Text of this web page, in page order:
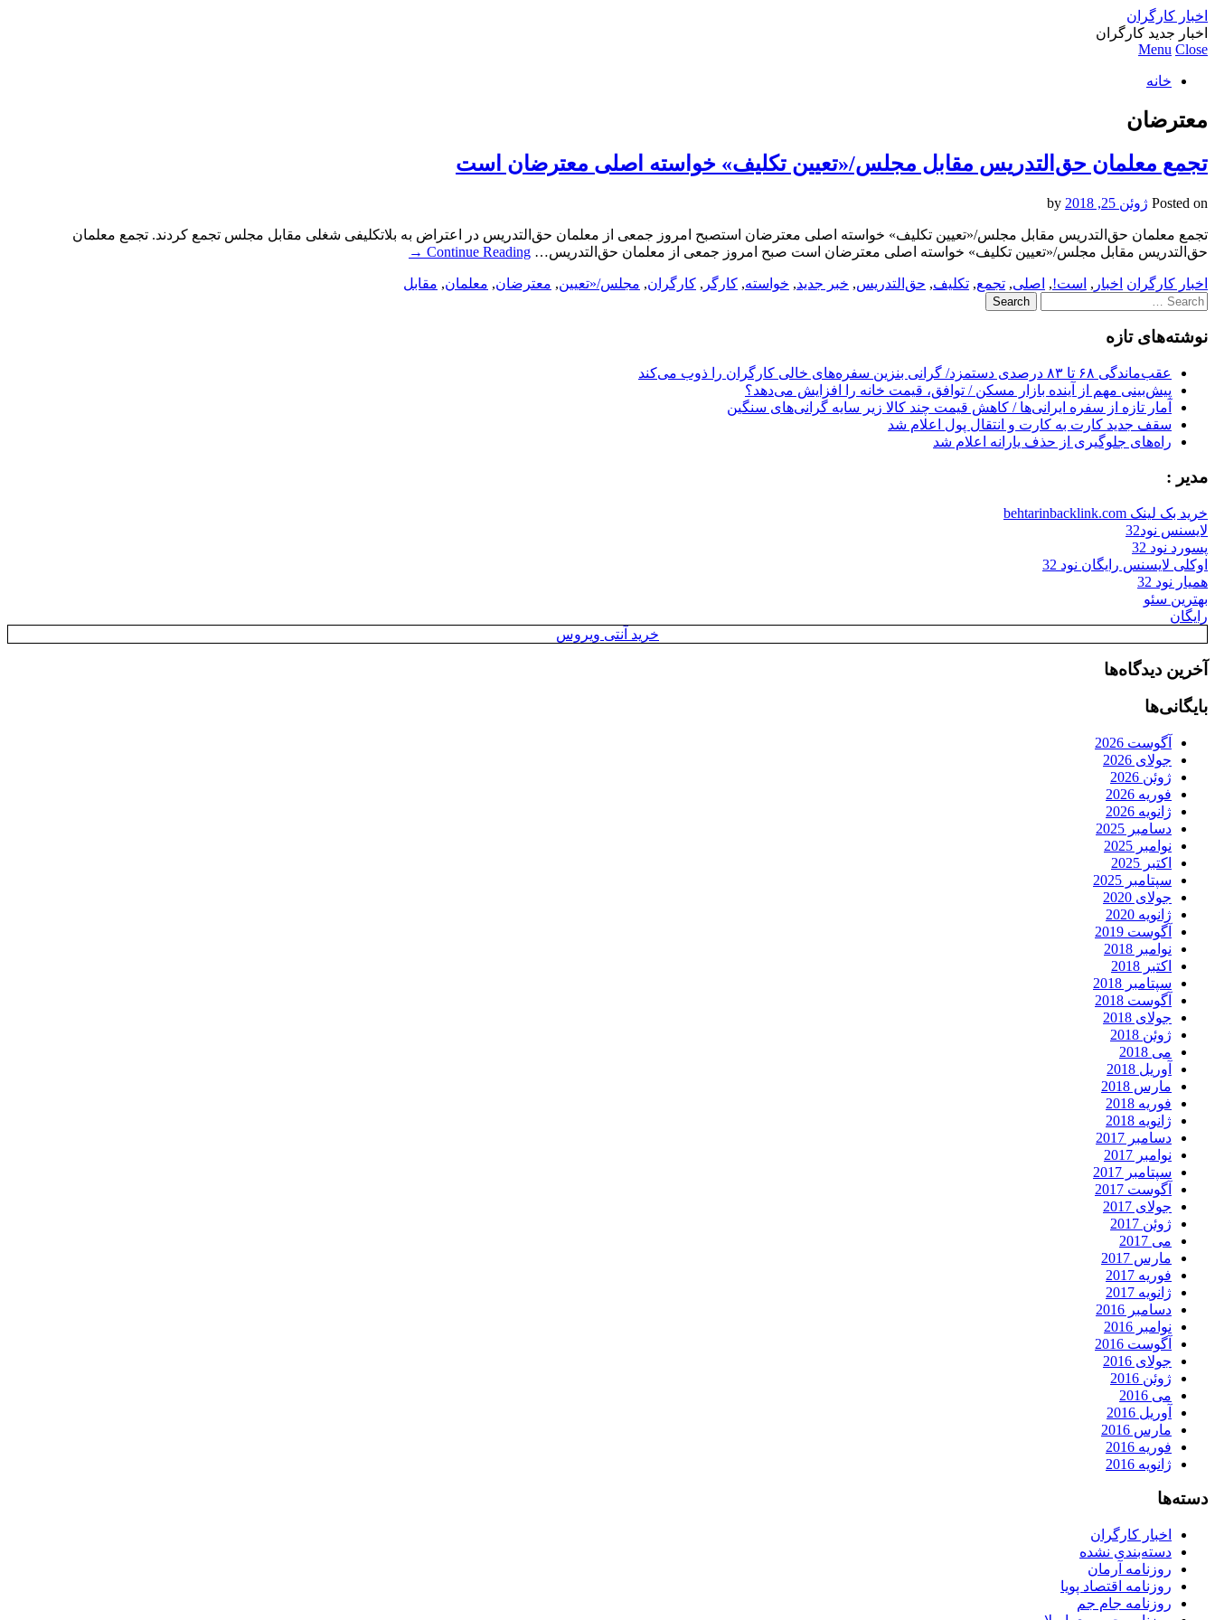
اخبار کارگران
اخبار جدید کارگران
Menu Close
خانه
معترضان
تجمع معلمان حق‌التدریس مقابل مجلس/«تعیین تکلیف» خواسته اصلی معترضان است
Posted on ژوئن 25, 2018
تجمع معلمان حق‌التدریس مقابل مجلس/«تعیین تکلیف» خواسته اصلی معترضان استصبح امروز جمعی از معلمان حق‌التدریس در اعتراض به بلاتکلیفی شغلی مقابل مجلس تجمع کردند. تجمع معلمان
حق‌التدریس مقابل مجلس/«تعیین تکلیف» خواسته اصلی معترضان است صبح امروز جمعی از معلمان حق‌التدریس… Continue Reading
→
اخبار کارگران اخبار , است!, اصلی, تجمع, تکلیف, حق‌التدریس, خبر جدید, خواسته, کارگر , کارگران, مجلس/«تعیین, معترضان, معلمان, مقابل
Search
for:
نوشته‌های تازه
عقب‌ماندگی ۶۸ تا ۸۳ درصدی دستمزد/ گرانی بنزین سفره‌های خالی کارگران را ذوب می‌کند
پیش‌بینی مهم از آینده بازار مسکن / توافق، قیمت خانه را افزایش می‌دهد؟
آمار تازه از سفره ایرانی‌ها / کاهش قیمت چند کالا زیر سایه گرانی‌های سنگین
سقف جدید کارت به کارت و انتقال پول اعلام شد
راه‌های جلوگیری از حذف یارانه اعلام شد
مدیر :
خرید بک لینک behtarinbacklink.com
لایسنس نود32
پسورد نود 32
اوکلی لایسنس رایگان نود 32
همیار نود 32
بهترین سئو
رایگان
خرید آنتی ویروس
آخرین دیدگاه‌ها
بایگانی‌ها
آگوست 2026
جولای 2026
ژوئن 2026
فوریه 2026
ژانویه 2026
دسامبر 2025
نوامبر 2025
اکتبر 2025
سپتامبر 2025
جولای 2020
ژانویه 2020
آگوست 2019
نوامبر 2018
اکتبر 2018
سپتامبر 2018
آگوست 2018
جولای 2018
ژوئن 2018
می 2018
آوریل 2018
مارس 2018
فوریه 2018
ژانویه 2018
دسامبر 2017
نوامبر 2017
سپتامبر 2017
آگوست 2017
جولای 2017
ژوئن 2017
می 2017
مارس 2017
فوریه 2017
ژانویه 2017
دسامبر 2016
نوامبر 2016
آگوست 2016
جولای 2016
ژوئن 2016
می 2016
آوریل 2016
مارس 2016
فوریه 2016
ژانویه 2016
دسته‌ها
اخبار کارگران
دسته‌بندی نشده
روزنامه آرمان
روزنامه اقتصاد پویا
روزنامه جام جم